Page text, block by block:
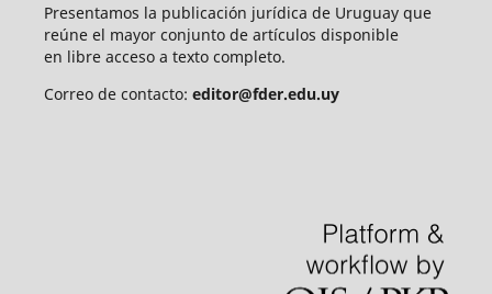
Presentamos la publicación jurídica de Uruguay que
reúne el mayor conjunto de artículos disponible
en libre acceso a texto completo.
Correo de contacto: editor@fder.edu.uy